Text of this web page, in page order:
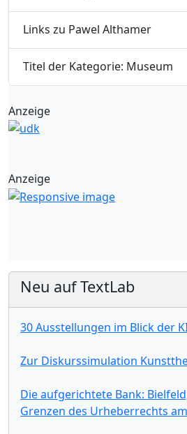
Links zu Pawel Althamer
Titel der Kategorie: Museum
Anzeige
Anzeige
Neu auf TextLab
30 Ausstellungen im Blick der
Zur Diskurssimulation
Die aufgerichtete Bank:
Grenzen des Urheberrechts